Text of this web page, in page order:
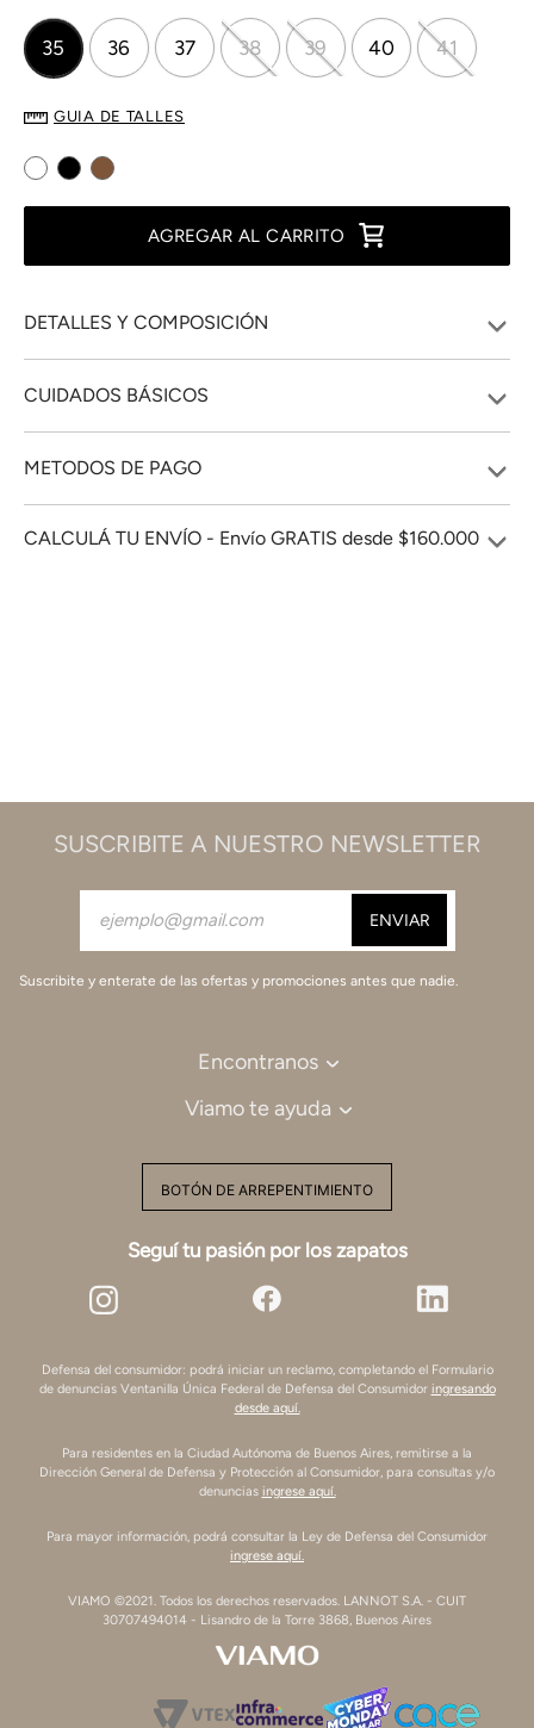
35 36 37 38 39 40 41
GUIA DE TALLES
AGREGAR AL CARRITO
DETALLES Y COMPOSICIÓN
CUIDADOS BÁSICOS
METODOS DE PAGO
CALCULÁ TU ENVÍO - Envío GRATIS desde $160.000
SUSCRIBITE A NUESTRO NEWSLETTER
Suscribite y enterate de las ofertas y promociones antes que nadie.
Encontranos
Viamo te ayuda
BOTÓN DE ARREPENTIMIENTO
Seguí tu pasión por los zapatos
Defensa del consumidor: podrá iniciar un reclamo, completando el Formulario
de denuncias Ventanilla Única Federal de Defensa del Consumidor ingresando
desde aquí.
Para residentes en la Ciudad Autónoma de Buenos Aires, remitirse a la
Dirección General de Defensa y Protección al Consumidor, para consultas y/o
denuncias ingrese aquí.
Para mayor información, podrá consultar la Ley de Defensa del Consumidor
ingrese aquí.
VIAMO ©2021. Todos los derechos reservados. LANNOT S.A. - CUIT
30707494014 - Lisandro de la Torre 3868, Buenos Aires